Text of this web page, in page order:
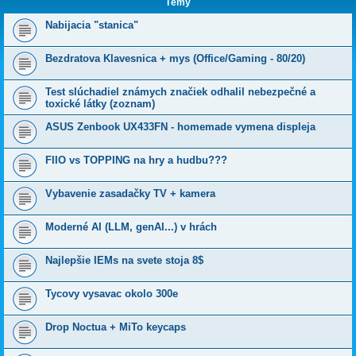
Nabijacia "stanica"
Bezdratova Klavesnica + mys (Office/Gaming - 80/20)
Test slúchadiel známych značiek odhalil nebezpečné a
toxické látky (zoznam)
ASUS Zenbook UX433FN - homemade vymena displeja
FIIO vs TOPPING na hry a hudbu???
Vybavenie zasadačky TV + kamera
Moderné AI (LLM, genAI...) v hrách
Najlepšie IEMs na svete stoja 8$
Tycovy vysavac okolo 300e
Drop Noctua + MiTo keycaps